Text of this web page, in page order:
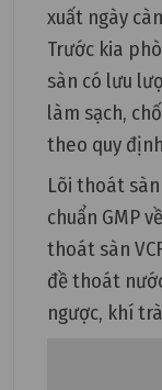
xuất ngày
Trước kia
sàn có lưu
làm sạch,
theo quy
Lõi thoát sàn
chuẩn GMP
thoát sàn
đề thoát
ngược, khí